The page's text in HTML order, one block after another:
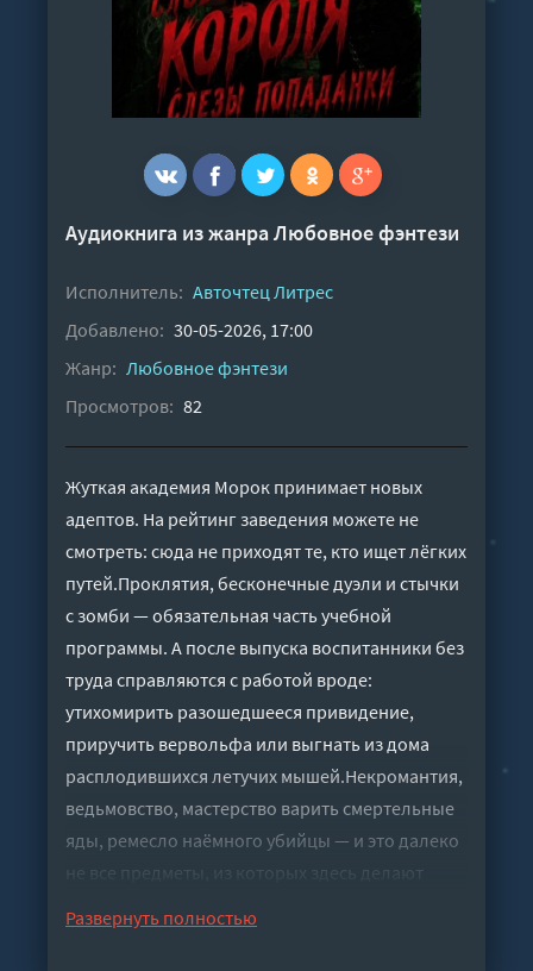
Аудиокнига из жанраЛюбовное фэнтези
Исполнитель: Авточтец Литрес
Добавлено: 30-05-2026, 17:00
Жанр: Любовное фэнтези
Просмотров: 82
Жуткая академия Морок принимает новых
адептов. На рейтинг заведения можете не
смотреть: сюда не приходят те, кто ищет лёгких
путей.Проклятия, бесконечные дуэли и стычки
с зомби — обязательная часть учебной
программы. А после выпуска воспитанники без
труда справляются с работой вроде:
утихомирить разошедшееся привидение,
приручить вервольфа или выгнать из дома
расплодившихся летучих мышей.Некромантия,
ведьмовство, мастерство варить смертельные
яды, ремесло наёмного убийцы — и это далеко
не все предметы, из которых здесь делают
Развернуть полностью